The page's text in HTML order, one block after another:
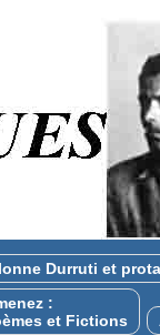
Durruti et
:
et Fictions